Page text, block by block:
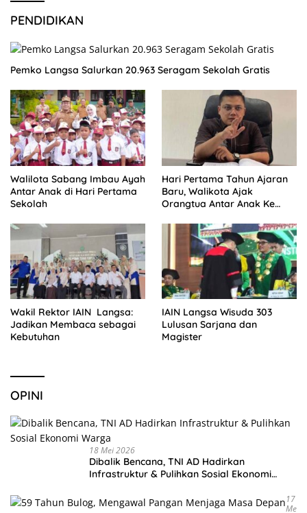
PENDIDIKAN
Pemko Langsa Salurkan 20.963 Seragam Sekolah Gratis
Walilota Sabang Imbau Ayah
Antar Anak di Hari Pertama
Sekolah
Hari Pertama Tahun Ajaran
Baru, Walikota Ajak
Orangtua Antar Anak Ke
Wakil Rektor IAIN Langsa:
Jadikan Membaca sebagai
Kebutuhan
IAIN Langsa Wisuda 303
Lulusan Sarjana dan
Magister
OPINI
18 Mei 2026
Dibalik Bencana, TNI AD Hadirkan
Infrastruktur & Pulihkan Sosial Ekonomi
17
Me